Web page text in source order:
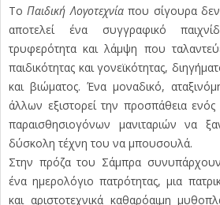
Το Παιδική Λογοτεχνίαπου σίγουρα δεν
αποτελεί ένα συγγραφικό
τρυφερότητα και λάμψη που
παιδικότητας και γονεϊκότητας,
και βιώματος. Ένα μοναδικό,
άλλων εξιστορεί την προσπάθεια
παραισθησιογόνων μανιταριών να
δύσκολη τέχνη του να μπουσουλά.
Στην πρόζα του Σάμπρα
ένα ημερολόγιο πατρότητας, μια
και αριστοτεχνικά καθαρόαιμη